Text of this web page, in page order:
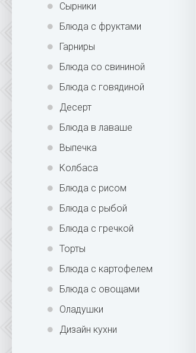
Сырники
Блюда с фруктами
Гарниры
Блюда со свининой
Блюда с говядиной
Десерт
Блюда в лаваше
Выпечка
Колбаса
Блюда с рисом
Блюда с рыбой
Блюда с гречкой
Торты
Блюда с картофелем
Блюда с овощами
Оладушки
Дизайн кухни